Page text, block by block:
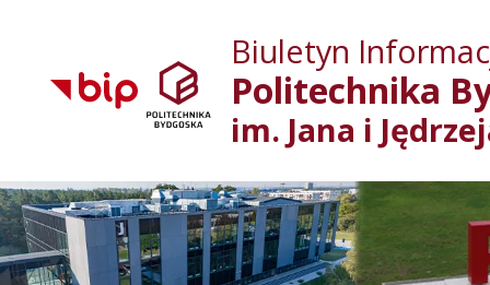
Biuletyn
Politechnika
im. Jana i